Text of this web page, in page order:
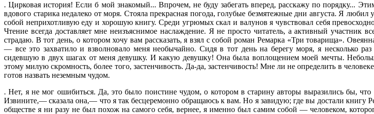
. Цирковая история! Если б мой знакомый... Впрочем, не буду забегать вперед, расскажу по порядку...
вдового старика недалеко от моря. Стоя­ла прекрасная погода, голубые безмятежные дни августа. Я
собой неприхотливую еду и хорошую кни­гу. Среди угрюмых скал и валунов я чувствовал себя
Чтение всегда доставляет мне неизъяснимое наслаждение. Я не просто читатель, а активный
страдаю. В тот день, о котором хочу вам рассказать, я взял с собой ро­ман Ремарка «Три товарища».
— все это захватило и взволновало меня необычайно. Сидя в тот день на берегу моря, я несколько
сидевшую в двух шагах от меня девушку. И какую девушку! Она была воплоще­нием моей мечты.
этому милую скром­ность, более того, застенчивость. Да-да, застенчивость! Мне ли не определить в
готов назвать неземным чудом.
. Нет, я не мог ошибиться. Да, это было поистине чудом, о котором в старину авторы выразились бы,
Извините,— сказала она,— что я так бесцеремонно обра­щаюсь к вам. Но я завидую; где вы достали книгу
обществе я ни разу не был похож на самого себя, вернее, я именно был самим собой — человеком,